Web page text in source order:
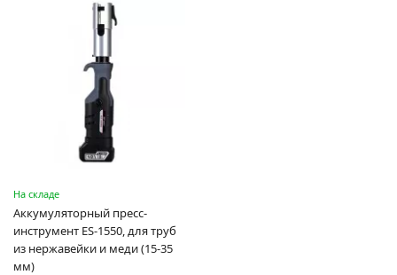
На складе
Аккумуляторный пресс-
инструмент ES-1550, для труб
из нержавейки и меди (15-35
мм)